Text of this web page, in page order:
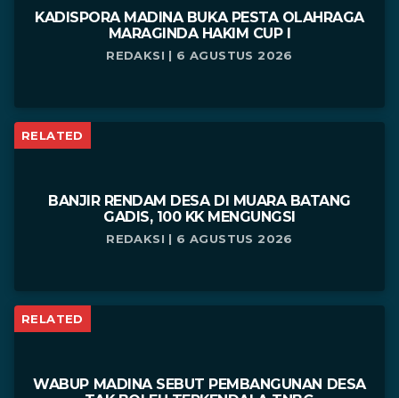
KADISPORA MADINA BUKA PESTA OLAHRAGA
MARAGINDA HAKIM CUP I
REDAKSI | 6 AGUSTUS 2026
RELATED
BANJIR RENDAM DESA DI MUARA BATANG
GADIS, 100 KK MENGUNGSI
REDAKSI | 6 AGUSTUS 2026
RELATED
WABUP MADINA SEBUT PEMBANGUNAN DESA